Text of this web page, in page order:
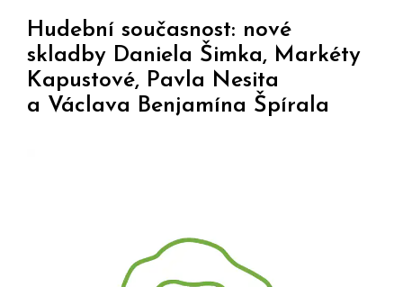
Hudební současnost: nové
skladby Daniela Šimka, Markéty
Kapustové, Pavla Nesita
a Václava Benjamína Špírala